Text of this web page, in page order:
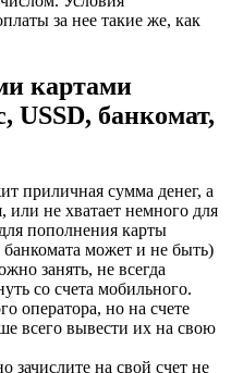
за нее такие же, как
картами
USSD, банкомат,
приличная сумма денег, а
или не хватает немного для
пополнения карты
может и не быть)
занять, не всегда
со счета мобильного.
оператора, но на счете
всего вывести их на свою
зачислите на свой счет не